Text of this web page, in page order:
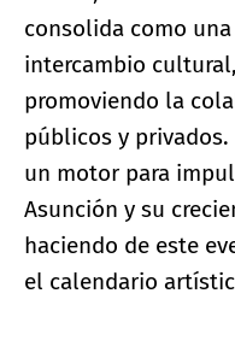
consolida como
intercambio
promoviendo la
públicos y privados.
un motor para
Asunción y su
haciendo de este
el calendario